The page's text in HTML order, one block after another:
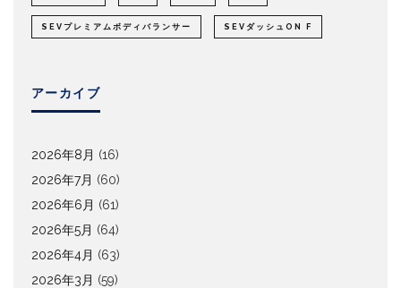
SEVプレミアムボディバランサー SEVダッシュON F
アーカイブ
2026年8月 (16)
2026年7月 (60)
2026年6月 (61)
2026年5月 (64)
2026年4月 (63)
2026年3月 (59)